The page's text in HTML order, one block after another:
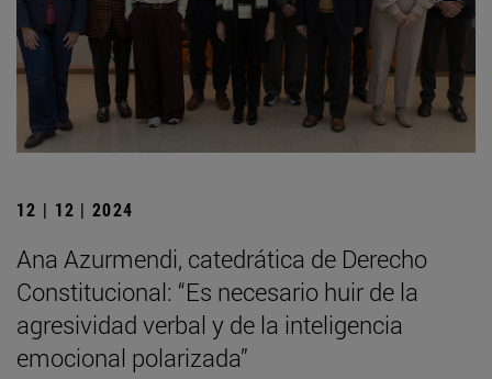
12 | 12 | 2024
Ana Azurmendi, catedrática de Derecho
Constitucional: “Es necesario huir de la
agresividad verbal y de la inteligencia
emocional polarizada”